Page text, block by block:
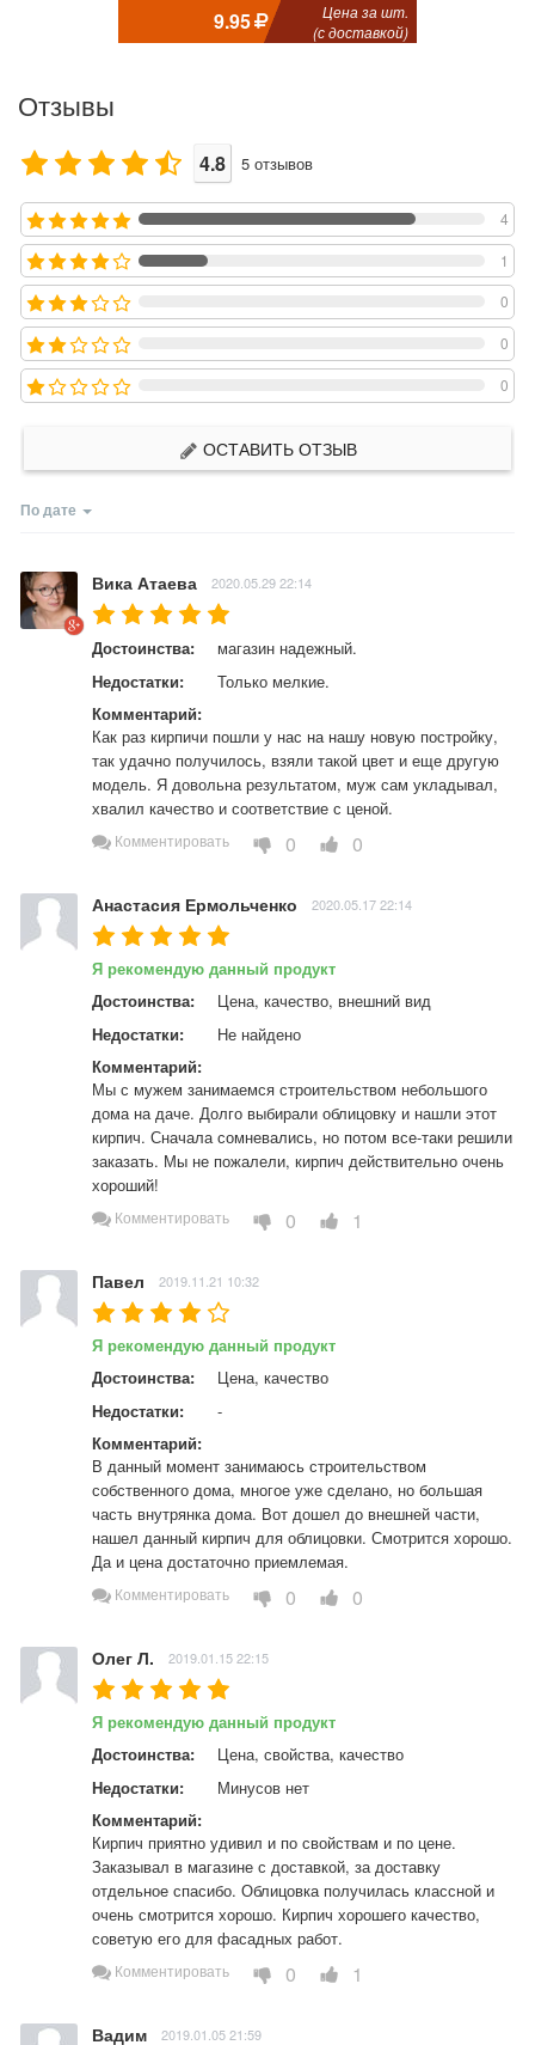
9.95
Цена за шт.
(с доставкой)
Отзывы
4.8 5 отзывов
4
1
0
0
0
ОСТАВИТЬ ОТЗЫВ
По дате
Вика Атаева 2020.05.29 22:14
Достоинства:
магазин надежный.
Недостатки:
Только мелкие.
Комментарий:
Как раз кирпичи пошли у нас на нашу новую постройку,
так удачно получилось, взяли такой цвет и еще другую
модель. Я довольна результатом, муж сам укладывал,
хвалил качество и соответствие с ценой.
Комментировать 0 0
Анастасия Ермольченко 2020.05.17 22:14
Я рекомендую данный продукт
Достоинства:
Цена, качество, внешний вид
Недостатки:
Не найдено
Комментарий:
Мы с мужем занимаемся строительством небольшого
дома на даче. Долго выбирали облицовку и нашли этот
кирпич. Сначала сомневались, но потом все-таки решили
заказать. Мы не пожалели, кирпич действительно очень
хороший!
Комментировать 0 1
Павел 2019.11.21 10:32
Я рекомендую данный продукт
Достоинства:
Цена, качество
Недостатки:
-
Комментарий:
В данный момент занимаюсь строительством
собственного дома, многое уже сделано, но большая
часть внутрянка дома. Вот дошел до внешней части,
нашел данный кирпич для облицовки. Смотрится хорошо.
Да и цена достаточно приемлемая.
Комментировать 0 0
Олег Л. 2019.01.15 22:15
Я рекомендую данный продукт
Достоинства:
Цена, свойства, качество
Недостатки:
Минусов нет
Комментарий:
Кирпич приятно удивил и по свойствам и по цене.
Заказывал в магазине с доставкой, за доставку
отдельное спасибо. Облицовка получилась классной и
очень смотрится хорошо. Кирпич хорошего качество,
советую его для фасадных работ.
Комментировать 0 1
Вадим 2019.01.05 21:59